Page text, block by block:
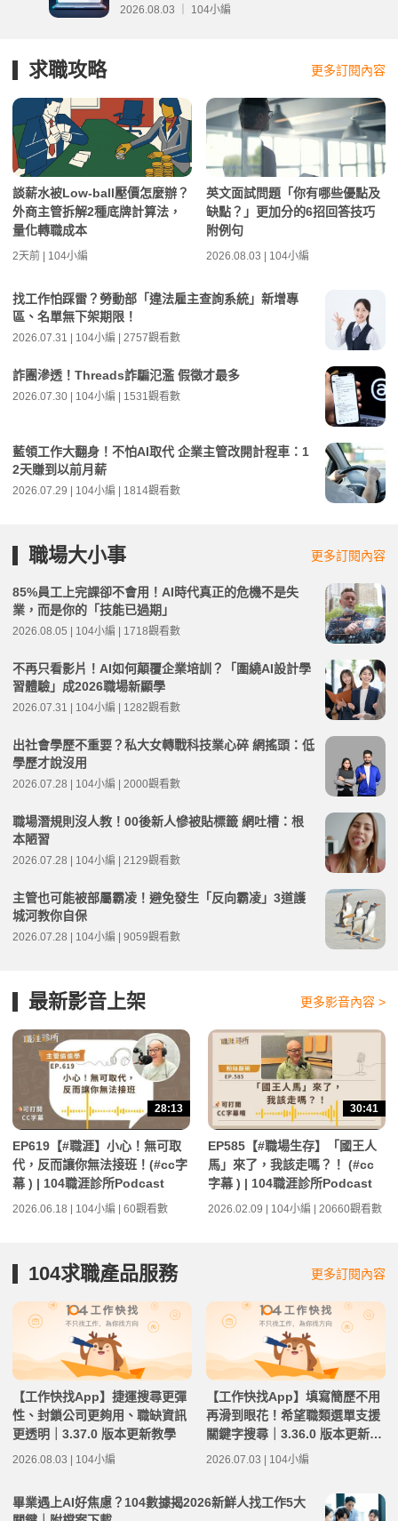
2026.08.03 ｜ 104小編
求職攻略 更多訂閱內容
談薪水被Low-ball壓價怎麼辦？
外商主管拆解2種底牌計算法，
量化轉職成本
2天前 | 104小編
英文面試問題「你有哪些優點及
缺點？」更加分的6招回答技巧
附例句
2026.08.03 | 104小編
找工作怕踩雷？勞動部「違法雇主查詢系統」新增專
區、名單無下架期限！
2026.07.31 | 104小編 | 2757觀看數
詐團滲透！Threads詐騙氾濫 假徵才最多
2026.07.30 | 104小編 | 1531觀看數
藍領工作大翻身！不怕AI取代 企業主管改開計程車：1
2天賺到以前月薪
2026.07.29 | 104小編 | 1814觀看數
職場大小事 更多訂閱內容
85%員工上完課卻不會用！AI時代真正的危機不是失
業，而是你的「技能已過期」
2026.08.05 | 104小編 | 1718觀看數
不再只看影片！AI如何顛覆企業培訓？「圍繞AI設計學
習體驗」成2026職場新顯學
2026.07.31 | 104小編 | 1282觀看數
出社會學歷不重要？私大女轉戰科技業心碎 網搖頭：低
學歷才說沒用
2026.07.28 | 104小編 | 2000觀看數
職場潛規則沒人教！00後新人慘被貼標籤 網吐槽：根
本陋習
2026.07.28 | 104小編 | 2129觀看數
主管也可能被部屬霸凌！避免發生「反向霸凌」3道護
城河教你自保
2026.07.28 | 104小編 | 9059觀看數
最新影音上架 更多影音內容 >
28:13
EP619【#職涯】小心！無可取
代，反而讓你無法接班！(#cc字
幕 ) | 104職涯診所Podcast
2026.06.18 | 104小編 | 60觀看數
30:41
EP585【#職場生存】「國王人
馬」來了，我該走嗎？！ (#cc
字幕 ) | 104職涯診所Podcast
2026.02.09 | 104小編 | 20660觀看數
104求職產品服務 更多訂閱內容
【工作快找App】捷運搜尋更彈
性、封鎖公司更夠用、職缺資訊
更透明｜3.37.0 版本更新教學
2026.08.03 | 104小編
【工作快找App】填寫簡歷不用
再滑到眼花！希望職類選單支援
關鍵字搜尋｜3.36.0 版本更新教
學
2026.07.03 | 104小編
畢業遇上AI好焦慮？104數據揭2026新鮮人找工作5大